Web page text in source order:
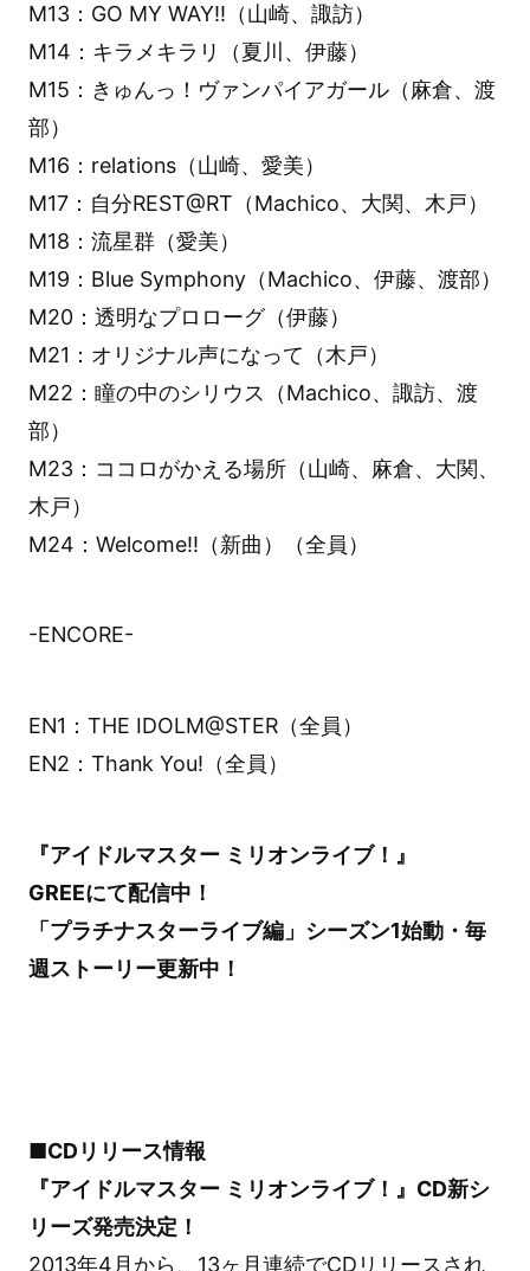
M13：GO MY WAY!!（山崎、諏訪）
M14：キラメキラリ（夏川、伊藤）
M15：きゅんっ！ヴァンパイアガール（麻倉、渡
部）
M16：relations（山崎、愛美）
M17：自分REST@RT（Machico、大関、木戸）
M18：流星群（愛美）
M19：Blue Symphony（Machico、伊藤、渡部）
M20：透明なプロローグ（伊藤）
M21：オリジナル声になって（木戸）
M22：瞳の中のシリウス（Machico、諏訪、渡
部）
M23：ココロがかえる場所（山崎、麻倉、大関、
木戸）
M24：Welcome!!（新曲）（全員）
-ENCORE-
EN1：THE IDOLM@STER（全員）
EN2：Thank You!（全員）
『アイドルマスター ミリオンライブ！』
GREEにて配信中！
「プラチナスターライブ編」シーズン1始動・毎
週ストーリー更新中！
■CDリリース情報
『アイドルマスター ミリオンライブ！』CD新シ
リーズ発売決定！
2013年4月から、13ヶ月連続でCDリリースされ